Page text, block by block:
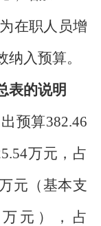
在职人员增
入预算。
表的说明
预算382.46
万元，占
元（基本支
元），占